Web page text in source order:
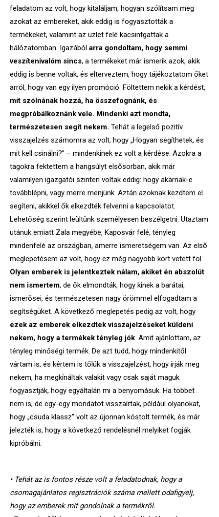
feladatom az volt, hogy kitaláljam, hogyan szólítsam meg
azokat az embereket, akik eddig is fogyasztották a
termékeket, valamint az üzlet felé kacsintgattak a
hálózatomban. Igazából arra gondoltam, hogy semmi
veszítenivalóm sincs, a termékeket már ismerik azok, akik
eddig is benne voltak, és elterveztem, hogy tájékoztatom őket
arról, hogy van egy ilyen promóció. Föltettem nekik a kérdést,
mit szólnának hozzá, ha összefognánk, és
megpróbálkoznánk vele. Mindenki azt mondta,
természetesen segít nekem. Tehát a legelső pozitív
visszajelzés számomra az volt, hogy „Hogyan segíthetek, és
mit kell csinálni?” – mindenkinek ez volt a kérdése. Azokra a
tagokra fektettem a hangsúlyt elsősorban, akik már
valamilyen igazgatói szinten voltak eddig: hogy akarnak-e
továbblépni, vagy merre menjünk. Aztán azoknak kezdtem el
segíteni, akikkel ők elkezdték felvenni a kapcsolatot.
Lehetőség szerint leültünk személyesen beszélgetni. Utaztam
utánuk emiatt Zala megyébe, Kaposvár felé, tényleg
mindenfelé az országban, amerre ismeretségem van. Az első
meglepetésem az volt, hogy ez még nagyobb kört vetett föl.
Olyan emberek is jelentkeztek nálam, akiket én abszolút
nem ismertem, de ők elmondták, hogy kinek a barátai,
ismerősei, és természetesen nagy örömmel elfogadtam a
segítségüket. A következő meglepetés pedig az volt, hogy
ezek az emberek elkezdtek visszajelzéseket küldeni
nekem, hogy a termékek tényleg jók. Amit ajánlottam, az
tényleg minőségi termék. De azt tudd, hogy mindenkitől
vártam is, és kértem is tőlük a visszajelzést, hogy írják meg
nekem, ha megkínáltak valakit vagy csak saját maguk
fogyasztják, hogy egyáltalán mi a benyomásuk. Ha többet
nem is, de egy-egy mondatot visszaírtak, például olyanokat,
hogy „csuda klassz” volt az újonnan kóstolt termék, és már
jelezték is, hogy a következő rendelésnél melyiket fogják
kipróbálni.
• Tehát az is fontos része volt a feladatodnak, hogy a
csomagajánlatos regisztrációk száma mellett odafigyelj,
hogy az emberek mit gondolnak a termékről.